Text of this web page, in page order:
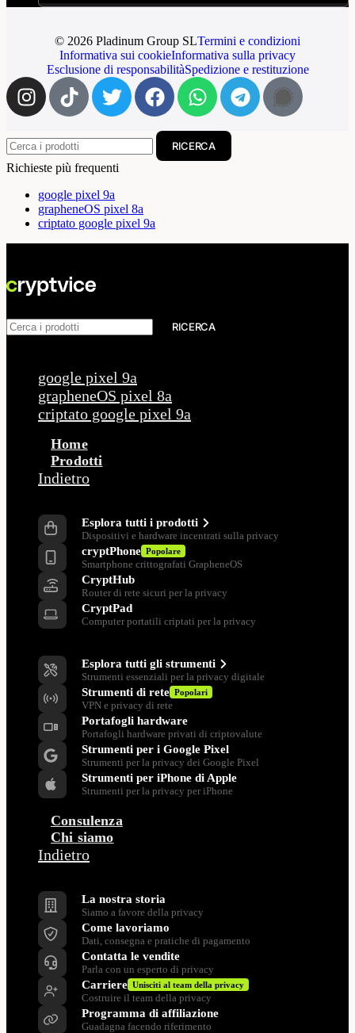
© 2026 Pladinum Group SLTermini e condizioni
Informativa sui cookieInformativa sulla privacy
Esclusione di responsabilitàSpedizione e restituzione
RICERCA
Richieste più frequenti
google pixel 9a
grapheneOS pixel 8a
criptato google pixel 9a
RICERCA
google pixel 9a
grapheneOS pixel 8a
criptato google pixel 9a
Home
Prodotti
Indietro
Esplora tutti i prodotti
Dispositivi e hardware incentrati sulla privacy
cryptPhone Popolare
Smartphone crittografati GrapheneOS
CryptHub
Router di rete sicuri per la privacy
CryptPad
Computer portatili criptati per la privacy
Esplora tutti gli strumenti
Strumenti essenziali per la privacy digitale
Strumenti di rete Popolari
VPN e privacy di rete
Portafogli hardware
Portafogli hardware privati di criptovalute
Strumenti per i Google Pixel
Strumenti per la privacy dei Google Pixel
Strumenti per iPhone di Apple
Strumenti per la privacy per iPhone
Consulenza
Chi siamo
Indietro
La nostra storia
Siamo a favore della privacy
Come lavoriamo
Dati, consegna e pratiche di pagamento
Contatta le vendite
Parla con un esperto di privacy
Carriere Unisciti al team della privacy
Costruire il team della privacy
Programma di affiliazione
Guadagna facendo riferimento